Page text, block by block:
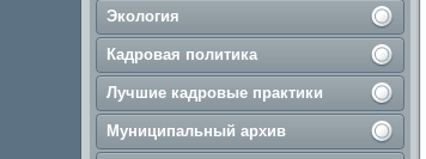
Экология
Кадровая политика
Лучшие кадровые практики
Муниципальный архив